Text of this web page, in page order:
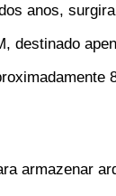
anos,
destinado
armazenar